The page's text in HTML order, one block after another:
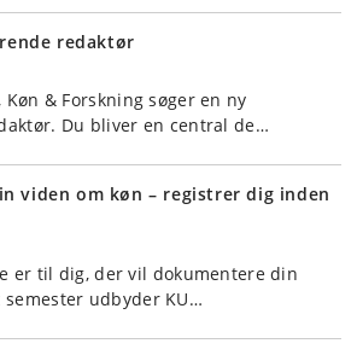
redaktør
& Forskning søger en ny
Du bliver en central de…
viden om køn – registrer dig inden
er til dig, der vil dokumentere din
udbyder KU…